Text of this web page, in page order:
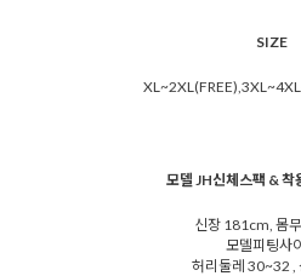
SIZE
모델 JH신체스팩 & 착
신장 181cm, 몸
모델피팅사
허리둘레 30~32 ,